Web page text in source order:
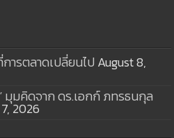
ารตลาดเปลี่ยนไป August 8,
มุมคิดจาก ดร.เอกก์ ภทรธนกุล
2026